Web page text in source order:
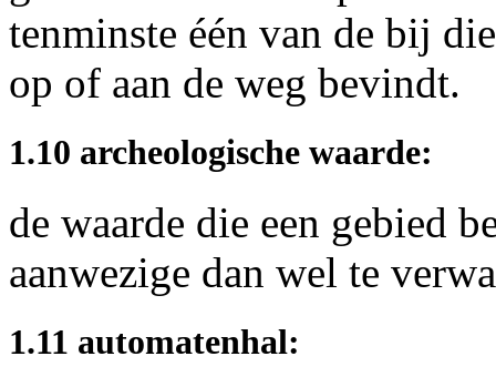
tenminste één van de bij
op of aan de weg bevindt.
1.10 archeologische waarde:
de waarde die een gebied
aanwezige dan wel te
1.11 automatenhal: